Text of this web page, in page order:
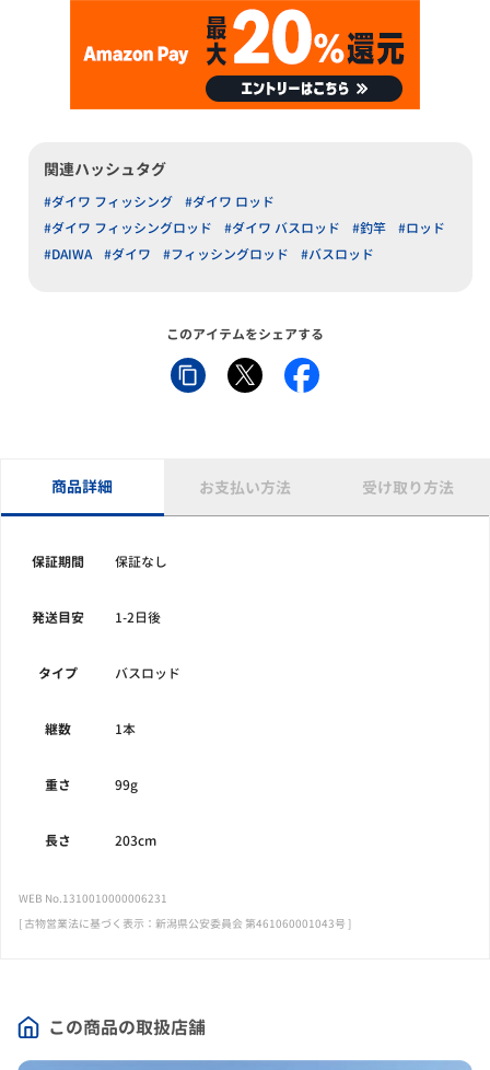
関連ハッシュタグ
#ダイワ フィッシング
#ダイワ ロッド
#ダイワ フィッシングロッド
#ダイワ バスロッド #釣竿
#ロッド
#DAIWA
#ダイワ #フィッシングロッド #バスロッド
このアイテムをシェアする
この商品の取扱店舗
商品詳細 お支払い方法 受け取り方法
保証期間 保証なし
発送目安 1-2日後
タイプ バスロッド
継数 1本
重さ 99g
長さ 203cm
WEB No.1310010000006231
[ 古物営業法に基づく表示：新潟県公安委員会 第461060001043号 ]